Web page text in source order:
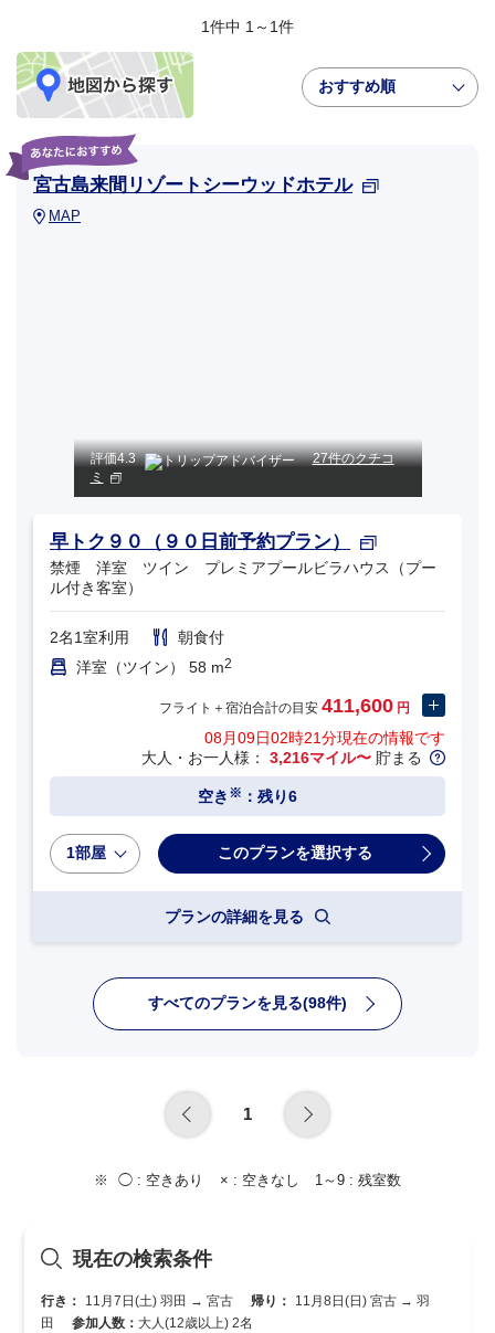
1件中 1～1件
おすすめ順
宮古島来間リゾートシーウッドホテル
MAP
評価4.3
27件のクチコ
ミ
早トク９０（９０日前予約プラン）
禁煙 洋室 ツイン プレミアプールビラハウス（プー
ル付き客室）
2名1室利用
朝食付
洋室（ツイン） 58 m2
フライト＋宿泊合計の目安 411,600 円
08月09日02時21分現在の情報です
大人・お一人様： 3,216マイル〜 貯まる
空き ※ ：残り6
1部屋
プランの詳細を見る
すべてのプランを見る(98件)
1
◯ : 空きあり × : 空きなし 1～9 : 残室数
現在の検索条件
行き： 11月7日(土) 羽田 → 宮古 帰り：
11月8日(日) 宮古 → 羽
田
参加人数： 大人(12歳以上) 2名